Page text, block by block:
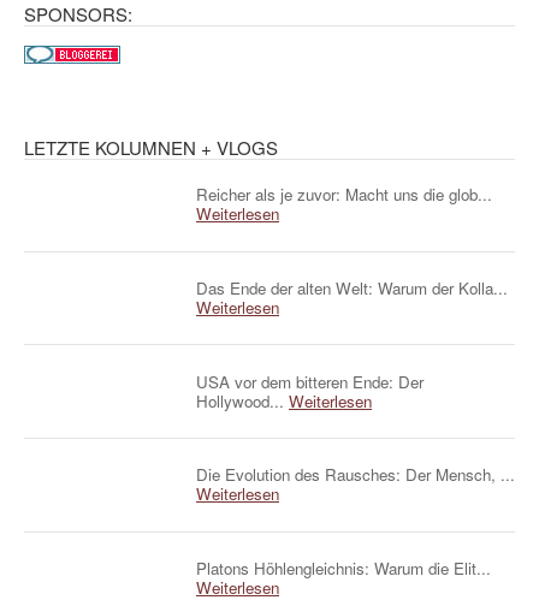
SPONSORS:
LETZTE KOLUMNEN + VLOGS
Reicher als je zuvor: Macht uns die glob...
Weiterlesen
Das Ende der alten Welt: Warum der Kolla...
Weiterlesen
USA vor dem bitteren Ende: Der
Hollywood... Weiterlesen
Die Evolution des Rausches: Der Mensch, ...
Weiterlesen
Platons Höhlengleichnis: Warum die Elit...
Weiterlesen